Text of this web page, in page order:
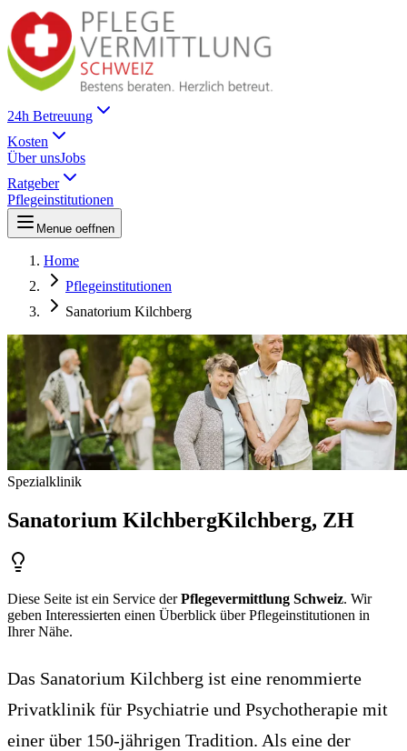
24h Betreuung
Kosten
Über unsJobs
Ratgeber
Pflegeinstitutionen
Menue oeffnen
Home
Pflegeinstitutionen
Sanatorium Kilchberg
Spezialklinik
Sanatorium KilchbergKilchberg, ZH
Diese Seite ist ein Service derPflegevermittlung Schweiz. Wir
geben Interessierten einen Überblick über Pflegeinstitutionen in
Ihrer Nähe.
Das Sanatorium Kilchberg ist eine renommierte
Privatklinik für Psychiatrie und Psychotherapie mit
einer über 150-jährigen Tradition. Als eine der